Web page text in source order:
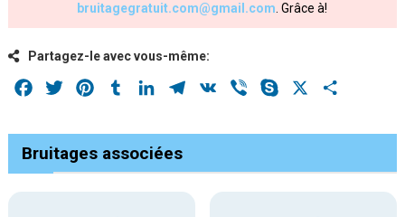
bruitagegratuit.com@gmail.com . Grâce à!
Partagez-le avec vous-même:
Facebook
Twitter PinterestTumblrLinkedInTelegram
VK Viber Skype
Bruitages associées